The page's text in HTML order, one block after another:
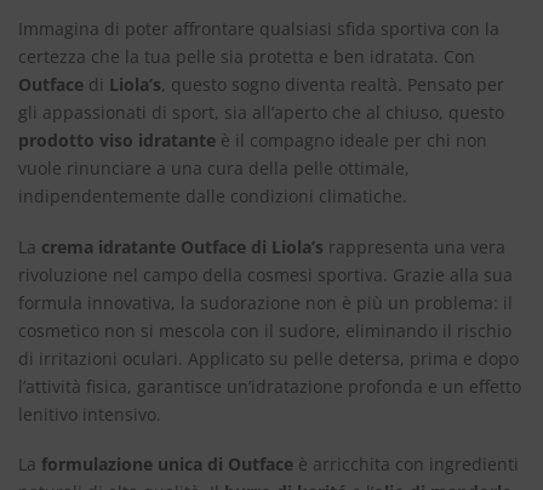
Immagina di poter affrontare qualsiasi sfida sportiva con la
certezza che la tua pelle sia protetta e ben idratata. Con
Outface di Liola’s, questo sogno diventa realtà. Pensato per
gli appassionati di sport, sia all’aperto che al chiuso, questo
prodotto viso idratante è il compagno ideale per chi non
vuole rinunciare a una cura della pelle ottimale,
indipendentemente dalle condizioni climatiche.
La crema idratante Outface di Liola’s rappresenta una vera
rivoluzione nel campo della cosmesi sportiva. Grazie alla sua
formula innovativa, la sudorazione non è più un problema: il
cosmetico non si mescola con il sudore, eliminando il rischio
di irritazioni oculari. Applicato su pelle detersa, prima e dopo
l’attività fisica, garantisce un’idratazione profonda e un effetto
lenitivo intensivo.
La formulazione unica di Outface è arricchita con ingredienti